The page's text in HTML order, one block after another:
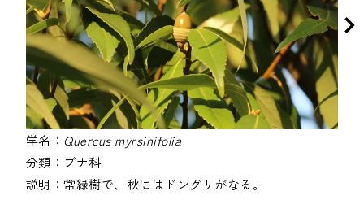
学名： Quercus myrsinifolia
分類： ブナ科
説明： 常緑樹で、秋にはドングリがなる。